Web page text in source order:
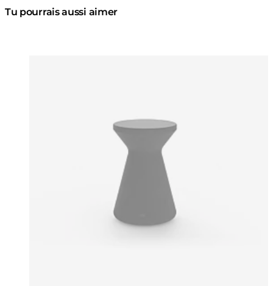
Tu pourrais aussi aimer